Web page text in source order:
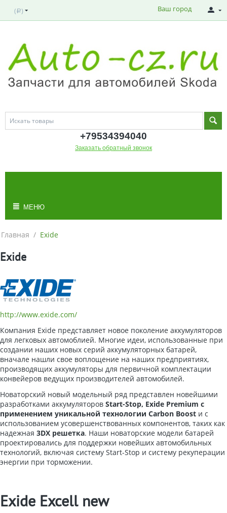
( Р ) Ваш город
+79534394040
Заказать обратный звонок
МЕНЮ
Главная / Exide
Exide
http://www.exide.com/
Компания Exide представляет новое поколение аккумуляторов
для легковых автомоблией. Многие идеи, использованные при
создании наших новых серий аккумуляторных батарей,
вначале нашли свое воплощение на наших предприятиях,
производящих аккумуляторы для первичной комплектации
конвейеров ведущих производителей автомобилей.
Новаторский новый модельный ряд представлен новейшими
разработками аккумуляторов Start-Stop, Exide Premium с
применением уникальной технологии Carbon Boost и с
использованием усовершенствованных компонентов, таких как
надежная 3DX решетка. Наши новаторские модели батарей
проектировались для поддержки новейших автомобильных
технологий, включая систему Start-Stop и систему рекуперации
энергии при торможении.
Exide Excell new